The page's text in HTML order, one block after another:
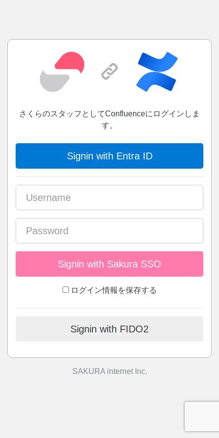
さくらのスタッフとしてConfluenceにログインしま
す。
Signin with Entra ID
Signin with Sakura SSO
ログイン情報を保存する
Signin with FIDO2
SAKURA internet Inc.